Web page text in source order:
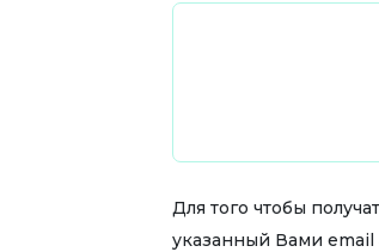
Для того чтобы
указанный Вами